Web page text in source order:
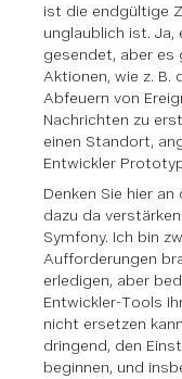
ist die endgültige
unglaublich ist. Ja,
gesendet, aber es
Aktionen, wie z. B.
Abfeuern von
Nachrichten zu
einen Standort,
Entwickler
Denken Sie hier
dazu da verstärken
Symfony. Ich bin
Aufforderungen
erledigen, aber
Entwickler-Tools
nicht ersetzen
dringend, den
beginnen, und